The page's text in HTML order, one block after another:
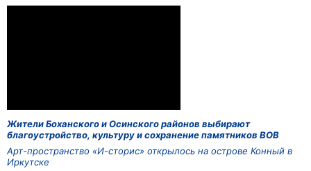
Жители Боханского и Осинского районов выбирают
благоустройство, культуру и сохранение памятников ВОВ
Арт-пространство «И-сторис» открылось на острове Конный в
Иркутске